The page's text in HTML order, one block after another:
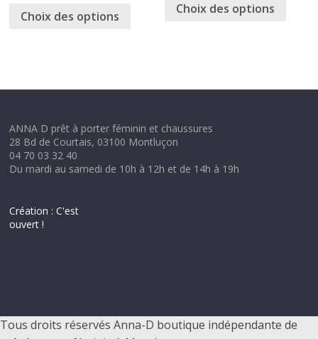
Choix des options Choix des options
ANNA D prêt à porter féminin et chaussures
28 Bd de Courtais, 03100 Montluçon
04 70 03 32 40
Du mardi au samedi de 10h à 12h et de 14h à 19h
Création : C'est
ouvert !
Tous droits réservés Anna-D boutique indépendante de